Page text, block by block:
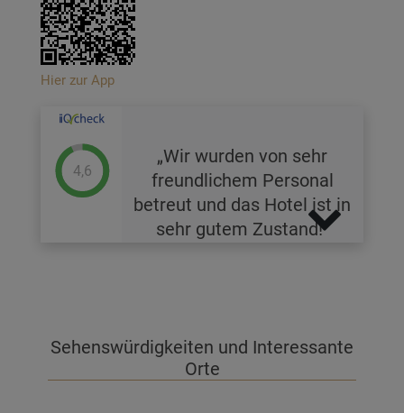
Hier zur App
4,6
Wir wurden von sehr
freundlichem Personal
betreut und das Hotel ist in
sehr gutem Zustand!
Sehenswürdigkeiten und Interessante
Orte